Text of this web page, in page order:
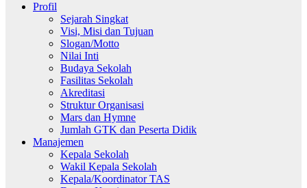
Profil
Sejarah Singkat
Visi, Misi dan Tujuan
Slogan/Motto
Nilai Inti
Budaya Sekolah
Fasilitas Sekolah
Akreditasi
Struktur Organisasi
Mars dan Hymne
Jumlah GTK dan Peserta Didik
Manajemen
Kepala Sekolah
Wakil Kepala Sekolah
Kepala/Koordinator TAS